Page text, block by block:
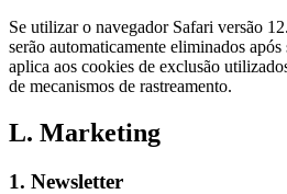
Se utilizar o navegador Safari versão
serão automaticamente eliminados
aplica aos cookies de exclusão
de mecanismos de rastreamento.
L. Marketing
1. Newsletter